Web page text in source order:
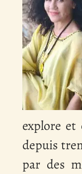
explore et
depuis
par des